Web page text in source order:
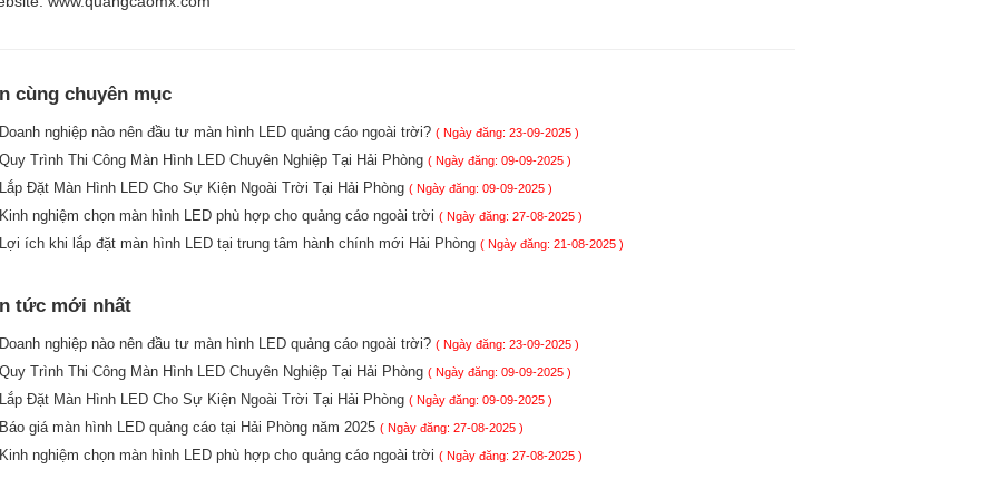
cùng chuyên mục
Doanh nghiệp nào nên đầu tư màn hình LED quảng cáo ngoài trời? ( Ngày đăng: 23-09-2025 )
Quy Trình Thi Công Màn Hình LED Chuyên Nghiệp Tại Hải Phòng ( Ngày đăng: 09-09-2025 )
Lắp Đặt Màn Hình LED Cho Sự Kiện Ngoài Trời Tại Hải Phòng ( Ngày đăng: 09-09-2025 )
Kinh nghiệm chọn màn hình LED phù hợp cho quảng cáo ngoài trời ( Ngày đăng: 27-08-2025 )
Lợi ích khi lắp đặt màn hình LED tại trung tâm hành chính mới Hải Phòng ( Ngày đăng: 21-08-2025 )
tức mới nhất
Doanh nghiệp nào nên đầu tư màn hình LED quảng cáo ngoài trời? ( Ngày đăng: 23-09-2025 )
Quy Trình Thi Công Màn Hình LED Chuyên Nghiệp Tại Hải Phòng ( Ngày đăng: 09-09-2025 )
Lắp Đặt Màn Hình LED Cho Sự Kiện Ngoài Trời Tại Hải Phòng ( Ngày đăng: 09-09-2025 )
Báo giá màn hình LED quảng cáo tại Hải Phòng năm 2025 ( Ngày đăng: 27-08-2025 )
Kinh nghiệm chọn màn hình LED phù hợp cho quảng cáo ngoài trời ( Ngày đăng: 27-08-2025 )